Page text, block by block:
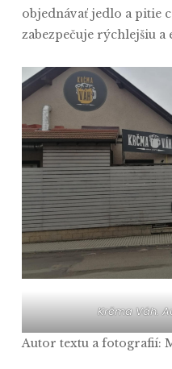
objednávať jedlo a pitie
zabezpečuje rýchlejšiu a
Krčma Váh.
Autor textu a fotografií: